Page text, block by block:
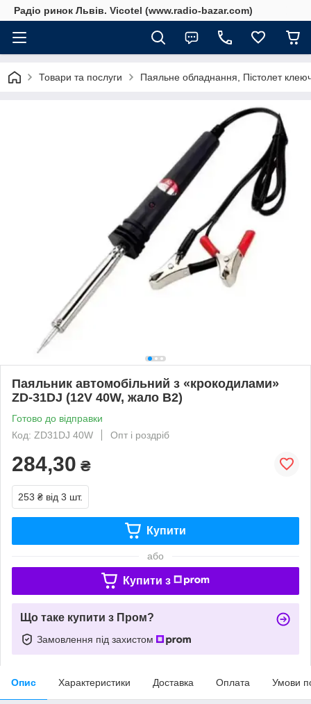
Радіо ринок Львів. Vicotel (www.radio-bazar.com)
Товари та послуги Паяльне обладнання, Пістолет
Паяльник автомобільний з «крокодилами»
ZD-31DJ (12V 40W, жало B2)
Готово до відправки
Код: ZD31DJ 40W
Опт і роздріб
284,30 ₴
253 ₴ від 3 шт.
Купити
або
Купити з
Що таке купити з Пром?
Замовлення під захистом
Опис Характеристики Доставка Оплата Умови